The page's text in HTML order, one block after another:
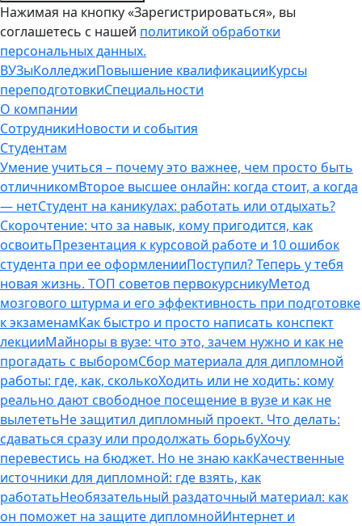
Нажимая на кнопку «Зарегистрироваться», вы
соглашетесь с нашей политикой обработки
персональных данных.
ВУЗыКолледжиПовышение квалификацииКурсы
переподготовкиСпециальности
О компании
СотрудникиНовости и события
Студентам
Умение учиться – почему это важнее, чем просто быть
отличникомВторое высшее онлайн: когда стоит, а когда
— нетСтудент на каникулах: работать или отдыхать?
Скорочтение: что за навык, кому пригодится, как
освоитьПрезентация к курсовой работе и 10 ошибок
студента при ее оформленииПоступил? Теперь у тебя
новая жизнь. ТОП советов первокурсникуМетод
мозгового штурма и его эффективность при подготовке
к экзаменамКак быстро и просто написать конспект
лекцииМайноры в вузе: что это, зачем нужно и как не
прогадать с выборомСбор материала для дипломной
работы: где, как, сколькоХодить или не ходить: кому
реально дают свободное посещение в вузе и как не
вылететьНе защитил дипломный проект. Что делать:
сдаваться сразу или продолжать борьбуХочу
перевестись на бюджет. Но не знаю какКачественные
источники для дипломной: где взять, как
работатьНеобязательный раздаточный материал: как
он поможет на защите дипломнойИнтернет и